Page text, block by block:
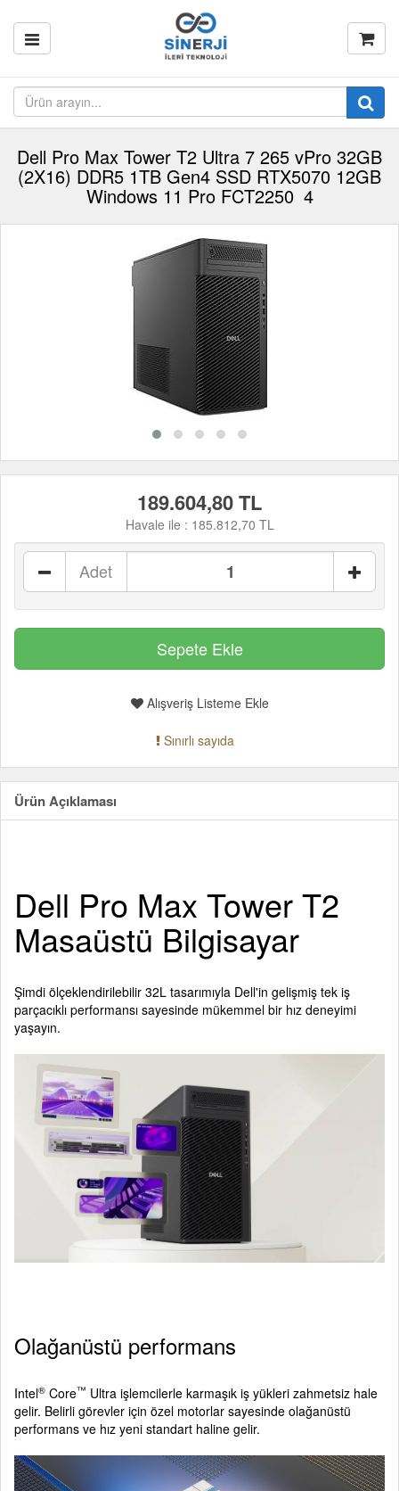
Dell Pro Max Tower T2 Ultra 7 265 vPro 32GB
(2X16) DDR5 1TB Gen4 SSD RTX5070 12GB
Windows 11 Pro FCT2250_4
189.604,80 TL
Havale ile : 185.812,70 TL
Adet
Alışveriş Listeme Ekle
Sınırlı sayıda
Ürün Açıklaması
Dell Pro Max Tower T2
Masaüstü Bilgisayar
Şimdi ölçeklendirilebilir 32L tasarımıyla Dell'in gelişmiş tek iş
parçacıklı performansı sayesinde mükemmel bir hız deneyimi
yaşayın.
Olağanüstü performans
Intel® Core™ Ultra işlemcilerle karmaşık iş yükleri zahmetsiz hale
gelir. Belirli görevler için özel motorlar sayesinde olağanüstü
performans ve hız yeni standart haline gelir.